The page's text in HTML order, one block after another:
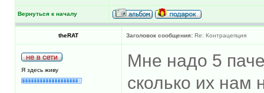
Вернуться к началу
theRAT Заголовок сообщения: Re: Контрацепция
Я здесь живу
Мне надо 5
сколько их нам